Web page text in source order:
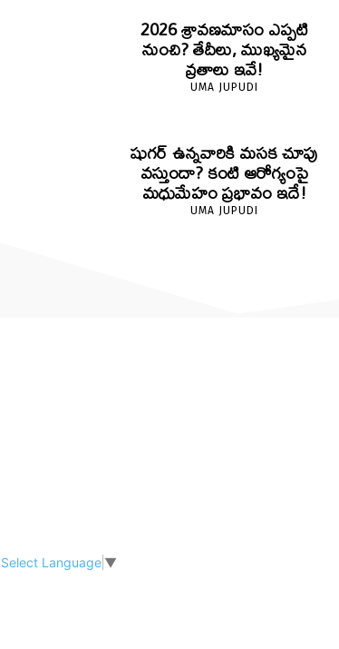
2026 శ్రావణమాసం ఎప్పటి
నుంచి? తేదీలు, ముఖ్యమైన
వ్రతాలు ఇవే!
UMA JUPUDI
షుగర్ ఉన్నవారికి మసక చూపు
వస్తుందా? కంటి ఆరోగ్యంపై
మధుమేహం ప్రభావం ఇదే!
UMA JUPUDI
Select Language ▼